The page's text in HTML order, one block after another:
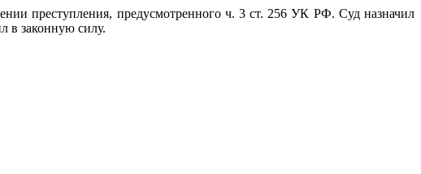
преступления, предусмотренного ч. 3 ст. 256 УК РФ. Суд назначил
в законную силу.